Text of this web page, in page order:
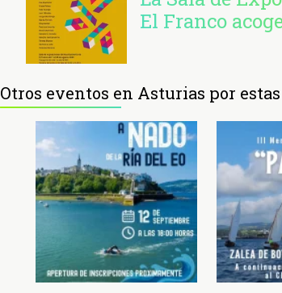
El Franco
Otros eventos en Asturias por